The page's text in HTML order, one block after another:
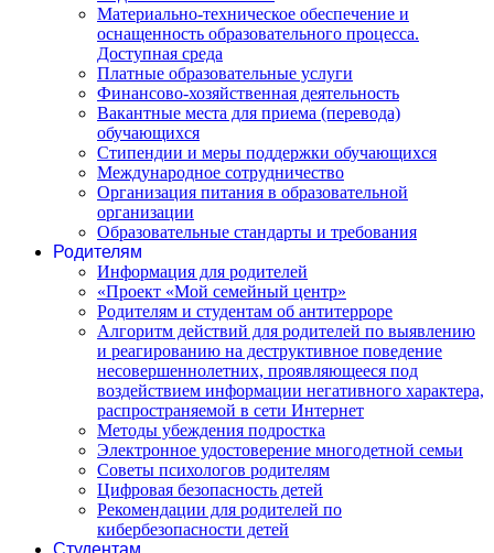
Материально-техническое обеспечение и
оснащенность образовательного процесса.
Доступная среда
Платные образовательные услуги
Финансово-хозяйственная деятельность
Вакантные места для приема (перевода)
обучающихся
Стипендии и меры поддержки обучающихся
Международное сотрудничество
Организация питания в образовательной
организации
Образовательные стандарты и требования
Родителям
Информация для родителей
«Проект «Мой семейный центр»
Родителям и студентам об антитерроре
Алгоритм действий для родителей по выявлению
и реагированию на деструктивное поведение
несовершеннолетних, проявляющееся под
воздействием информации негативного характера,
распространяемой в сети Интернет
Методы убеждения подростка
Электронное удостоверение многодетной семьи
Советы психологов родителям
Цифровая безопасность детей
Рекомендации для родителей по
кибербезопасности детей
Студентам